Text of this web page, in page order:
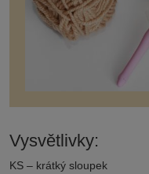
Vysvětlivky:
KS – krátký sloupek